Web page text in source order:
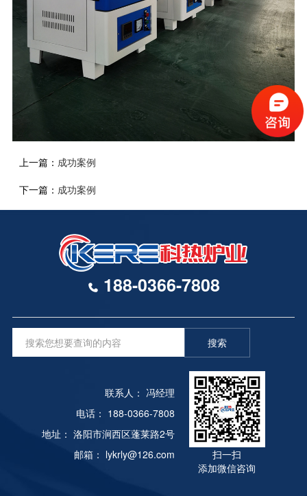
上一篇： 成功案例
下一篇： 成功案例
188-0366-7808
搜索
联系人： 冯经理
电话： 188-0366-7808
地址： 洛阳市涧西区蓬莱路2号
邮箱： lykrly@126.com
扫一扫
添加微信咨询